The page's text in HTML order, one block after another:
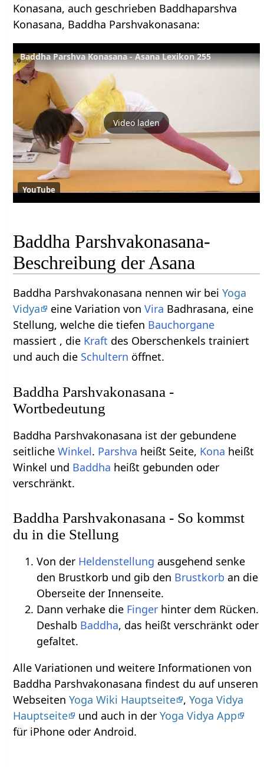
Konasana, auch geschrieben Baddhaparshva
Konasana, Baddha Parshvakonasana:
Baddha Parshva Konasana - Asana Lexikon 255
Video laden
YouTube
Baddha Parshvakonasana-
Beschreibung der Asana
Baddha Parshvakonasana nennen wir beiYoga
Vidya
eine Variation vonVira Badhrasana, eine
Stellung, welche die tiefen Bauchorgane
massiert , die Kraft des Oberschenkels trainiert
und auch die Schultern öffnet.
Baddha Parshvakonasana -
Wortbedeutung
Baddha Parshvakonasana ist der gebundene
seitlicheWinkel. Parshva heißt Seite, Kona heißt
Winkel und Baddha heißt gebunden oder
verschränkt.
Baddha Parshvakonasana - So kommst
du in die Stellung
Von der Heldenstellung ausgehend senke
den Brustkorb und gib den Brustkorb an die
Oberseite der Innenseite.
Dann verhake die Finger hinter dem Rücken.
Deshalb Baddha, das heißt verschränkt oder
gefaltet.
Alle Variationen und weitere Informationen von
Baddha Parshvakonasana findest du auf unseren
WebseitenYoga Wiki Hauptseite ,Yoga Vidya
Hauptseite
und auch in derYoga Vidya App
für iPhone oder Android.